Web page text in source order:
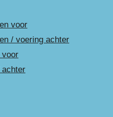
voor
/ voering achter
voor